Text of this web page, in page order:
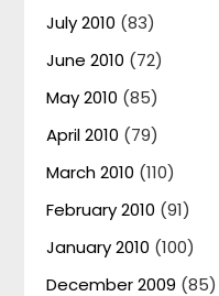
July 2010 (83)
June 2010 (72)
May 2010 (85)
April 2010 (79)
March 2010 (110)
February 2010 (91)
January 2010 (100)
December 2009 (85)